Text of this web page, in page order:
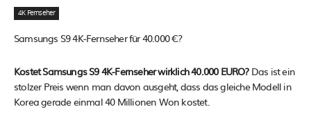
4K Fernseher
Samsungs S9 4K-Fernseher für 40.000 €?
Kostet Samsungs S9 4K-Fernseher wirklich 40.000 EURO?Das ist ein
stolzer Preis wenn man davon ausgeht, dass das gleiche Modell in
Korea gerade einmal 40 Millionen Won kostet.